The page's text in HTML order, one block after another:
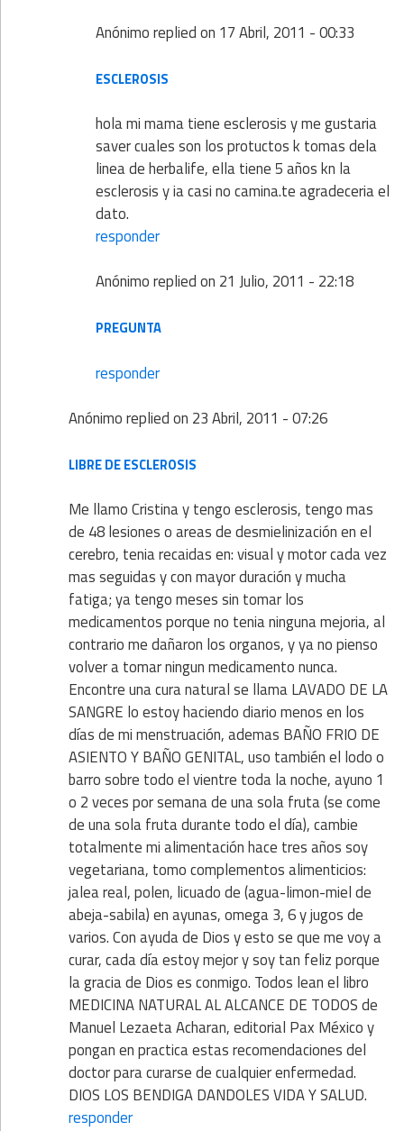
Anónimoreplied on 17 Abril, 2011 - 00:33
ESCLEROSIS
hola mi mama tiene esclerosis y me gustaria
saver cuales son los protuctos k tomas dela
linea de herbalife, ella tiene 5 años kn la
esclerosis y ia casi no camina.te agradeceria el
dato.
responder
Anónimoreplied on 21 Julio, 2011 - 22:18
PREGUNTA
responder
Anónimoreplied on 23 Abril, 2011 - 07:26
LIBRE DE ESCLEROSIS
Me llamo Cristina y tengo esclerosis, tengo mas
de 48 lesiones o areas de desmielinización en el
cerebro, tenia recaidas en: visual y motor cada vez
mas seguidas y con mayor duración y mucha
fatiga; ya tengo meses sin tomar los
medicamentos porque no tenia ninguna mejoria, al
contrario me dañaron los organos, y ya no pienso
volver a tomar ningun medicamento nunca.
Encontre una cura natural se llama LAVADO DE LA
SANGRE lo estoy haciendo diario menos en los
días de mi menstruación, ademas BAÑO FRIO DE
ASIENTO Y BAÑO GENITAL, uso también el lodo o
barro sobre todo el vientre toda la noche, ayuno 1
o 2 veces por semana de una sola fruta (se come
de una sola fruta durante todo el día), cambie
totalmente mi alimentación hace tres años soy
vegetariana, tomo complementos alimenticios:
jalea real, polen, licuado de (agua-limon-miel de
abeja-sabila) en ayunas, omega 3, 6 y jugos de
varios. Con ayuda de Dios y esto se que me voy a
curar, cada día estoy mejor y soy tan feliz porque
la gracia de Dios es conmigo. Todos lean el libro
MEDICINA NATURAL AL ALCANCE DE TODOS de
Manuel Lezaeta Acharan, editorial Pax México y
pongan en practica estas recomendaciones del
doctor para curarse de cualquier enfermedad.
DIOS LOS BENDIGA DANDOLES VIDA Y SALUD.
responder